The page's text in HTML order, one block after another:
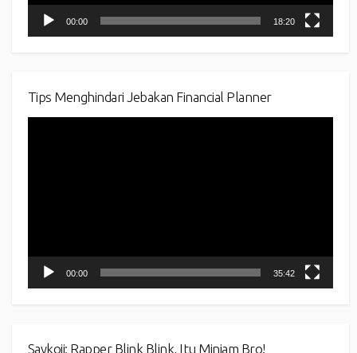
00:00 18:20
Tips Menghindari Jebakan Financial Planner
00:00 35:42
Saykoji: Rapper Blink Blink, Itu Minjam Bro!